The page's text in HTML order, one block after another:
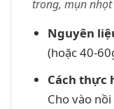
trong, mụn nhọt
Nguyên
(hoặc 40-
Cách thực
Cho vào